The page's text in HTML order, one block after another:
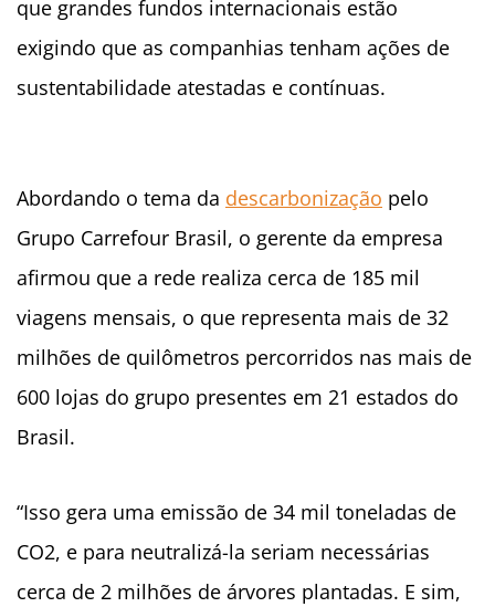
que grandes fundos internacionais estão
exigindo que as companhias tenham ações de
sustentabilidade atestadas e contínuas.
Abordando o tema da descarbonização pelo
Grupo Carrefour Brasil, o gerente da empresa
afirmou que a rede realiza cerca de 185 mil
viagens mensais, o que representa mais de 32
milhões de quilômetros percorridos nas mais de
600 lojas do grupo presentes em 21 estados do
Brasil.
“Isso gera uma emissão de 34 mil toneladas de
CO2, e para neutralizá-la seriam necessárias
cerca de 2 milhões de árvores plantadas. E sim,